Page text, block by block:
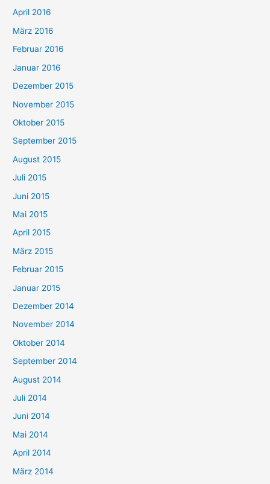
April 2016
März 2016
Februar 2016
Januar 2016
Dezember 2015
November 2015
Oktober 2015
September 2015
August 2015
Juli 2015
Juni 2015
Mai 2015
April 2015
März 2015
Februar 2015
Januar 2015
Dezember 2014
November 2014
Oktober 2014
September 2014
August 2014
Juli 2014
Juni 2014
Mai 2014
April 2014
März 2014